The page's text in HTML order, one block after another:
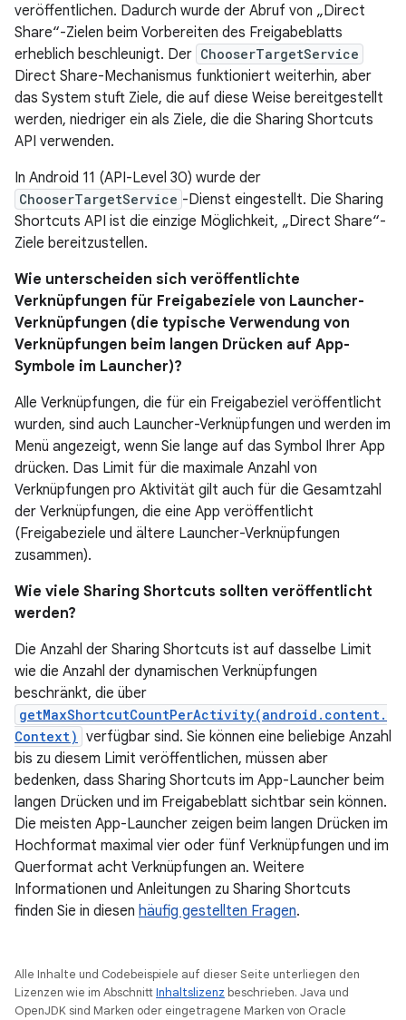
veröffentlichen. Dadurch wurde der Abruf von „Direct
Share“-Zielen beim Vorbereiten des Freigabeblatts
erheblich beschleunigt. Der ChooserTargetService
Direct Share-Mechanismus funktioniert weiterhin, aber
das System stuft Ziele, die auf diese Weise bereitgestellt
werden, niedriger ein als Ziele, die die Sharing Shortcuts
API verwenden.
In Android 11 (API-Level 30) wurde der
ChooserTargetService -Dienst eingestellt. Die Sharing
Shortcuts API ist die einzige Möglichkeit, „Direct Share“-
Ziele bereitzustellen.
Wie unterscheiden sich veröffentlichte
Verknüpfungen für Freigabeziele von Launcher-
Verknüpfungen (die typische Verwendung von
Verknüpfungen beim langen Drücken auf App-
Symbole im Launcher)?
Alle Verknüpfungen, die für ein Freigabeziel veröffentlicht
wurden, sind auch Launcher-Verknüpfungen und werden im
Menü angezeigt, wenn Sie lange auf das Symbol Ihrer App
drücken. Das Limit für die maximale Anzahl von
Verknüpfungen pro Aktivität gilt auch für die Gesamtzahl
der Verknüpfungen, die eine App veröffentlicht
(Freigabeziele und ältere Launcher-Verknüpfungen
zusammen).
Wie viele Sharing Shortcuts sollten veröffentlicht
werden?
Die Anzahl der Sharing Shortcuts ist auf dasselbe Limit
wie die Anzahl der dynamischen Verknüpfungen
beschränkt, die über
getMaxShortcutCountPerActivity(android.content.
Context) verfügbar sind. Sie können eine beliebige Anzahl
bis zu diesem Limit veröffentlichen, müssen aber
bedenken, dass Sharing Shortcuts im App-Launcher beim
langen Drücken und im Freigabeblatt sichtbar sein können.
Die meisten App-Launcher zeigen beim langen Drücken im
Hochformat maximal vier oder fünf Verknüpfungen und im
Querformat acht Verknüpfungen an. Weitere
Informationen und Anleitungen zu Sharing Shortcuts
finden Sie in diesen häufig gestellten Fragen.
Alle Inhalte und Codebeispiele auf dieser Seite unterliegen den
Lizenzen wie im AbschnittInhaltslizenz beschrieben. Java und
OpenJDK sind Marken oder eingetragene Marken von Oracle